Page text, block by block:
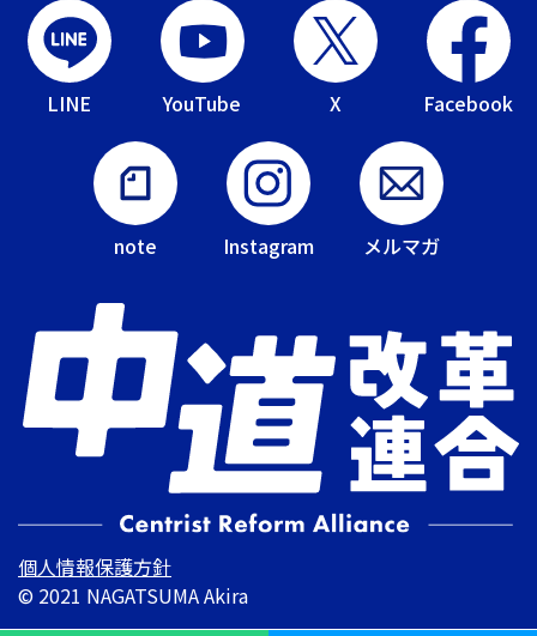
LINE YouTube X Facebook
note Instagram メルマガ
個人情報保護方針
© 2021 NAGATSUMA Akira